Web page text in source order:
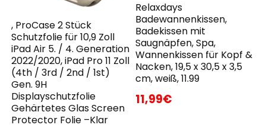
, ProCase 2 Stück
Schutzfolie für 10,9 Zoll
iPad Air 5. / 4. Generation
2022/2020, iPad Pro 11 Zoll
(4th / 3rd / 2nd / 1st)
Gen. 9H
Displayschutzfolie
Gehärtetes Glas Screen
Protector Folie –Klar
Relaxdays
Badewannenkissen,
Badekissen mit
Saugnäpfen, Spa,
Wannenkissen für Kopf &
Nacken, 19,5 x 30,5 x 3,5
cm, weiß, 11.99
11,99€